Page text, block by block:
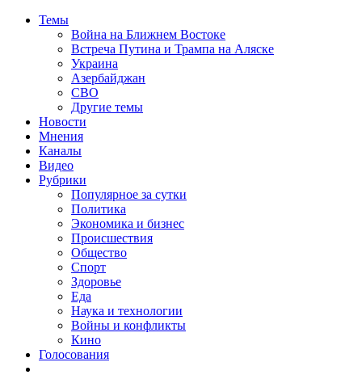
Темы
Война на Ближнем Востоке
Встреча Путина и Трампа на Аляске
Украина
Азербайджан
СВО
Другие темы
Новости
Мнения
Каналы
Видео
Рубрики
Популярное за сутки
Политика
Экономика и бизнес
Происшествия
Общество
Спорт
Здоровье
Еда
Наука и технологии
Войны и конфликты
Кино
Голосования